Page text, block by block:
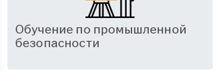
Обучение по промышленной
безопасности